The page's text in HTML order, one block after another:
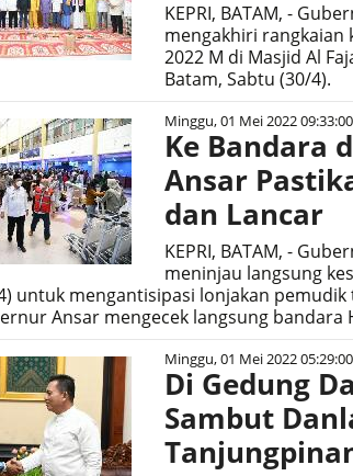
KEPRI, BATAM, -
mengakhiri rangkaian
2022 M di Masjid Al
Batam, Sabtu (30/4).
Minggu, 01 Mei 2022 09:33:00
Ke Bandara
Ansar
dan Lancar
KEPRI, BATAM, -
meninjau langsung
untuk mengantisipasi lonjakan
Ansar mengecek langsung bandara
Minggu, 01 Mei 2022 05:29:00
Di Gedung
Sambut